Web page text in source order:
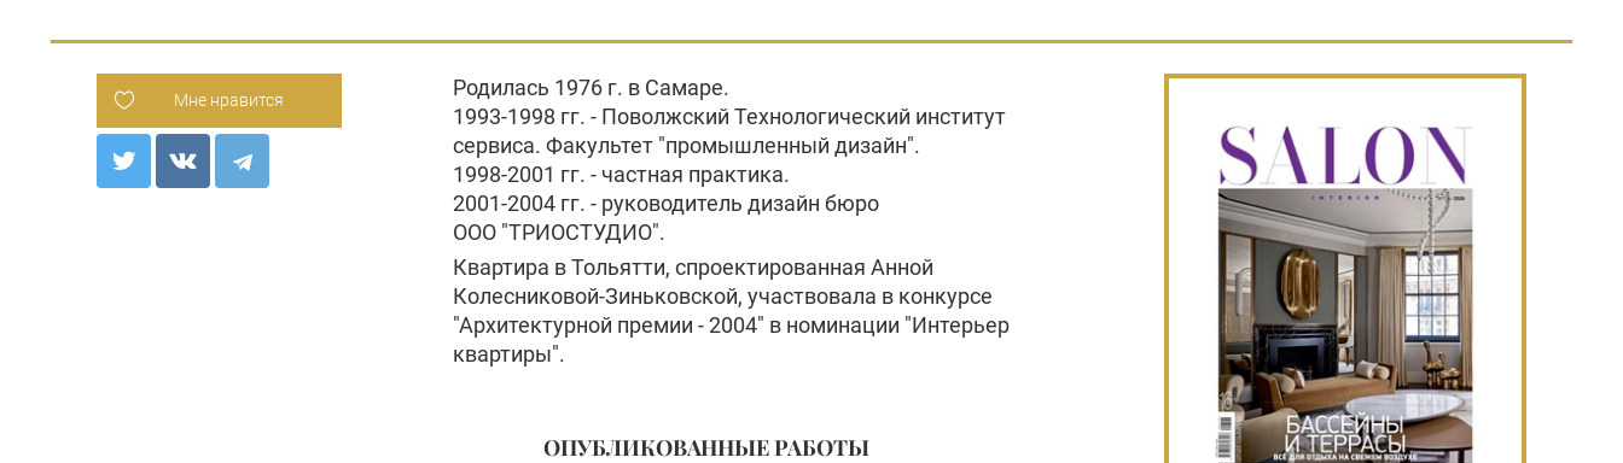
Мне нравится
Родилась 1976 г. в Самаре.
1993-1998 гг. - Поволжский Технологический институт
сервиса. Факультет "промышленный дизайн".
1998-2001 гг. - частная практика.
2001-2004 гг. - руководитель дизайн бюро
ООО "ТРИОСТУДИО".
Квартира в Тольятти, спроектированная Анной
Колесниковой-Зиньковской, участвовала в конкурсе
"Архитектурной премии - 2004" в номинации "Интерьер
квартиры".
ОПУБЛИКОВАННЫЕ РАБОТЫ